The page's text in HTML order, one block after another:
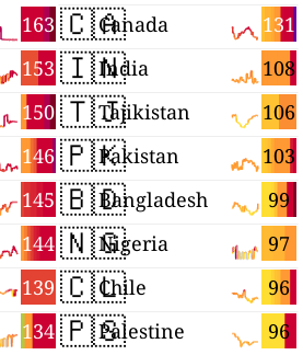
163
153
150
146
145
144
139
134
🇨🇦 131
Canada
🇮🇳 108
India
🇹🇯 106
Tajikistan
🇵🇰 103
Pakistan
🇧🇩 99
Bangladesh
🇳🇬 97
Nigeria
🇨🇱 96
Chile
🇵🇸 96
Palestine